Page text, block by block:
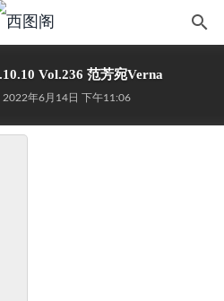
Vol.236 范芳宛Verna
2022年6月14日 下午11:06